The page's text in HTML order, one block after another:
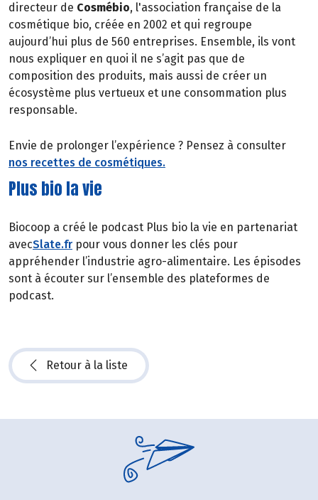
directeur de Cosmébio, l'association française de la
cosmétique bio, créée en 2002 et qui regroupe
aujourd’hui plus de 560 entreprises. Ensemble, ils vont
nous expliquer en quoi il ne s’agit pas que de
composition des produits, mais aussi de créer un
écosystème plus vertueux et une consommation plus
responsable.
Envie de prolonger l’expérience ? Pensez à consulter
nos recettes de cosmétiques.
Plus bio la vie
Biocoop a créé le podcast Plus bio la vie en partenariat
avecSlate.fr pour vous donner les clés pour
appréhender l’industrie agro-alimentaire. Les épisodes
sont à écouter sur l’ensemble des plateformes de
podcast.
Retour à la liste